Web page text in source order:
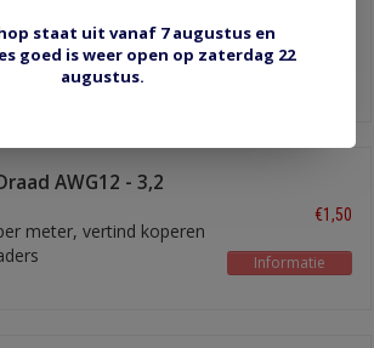
vanaf 5 meter
AWG12 - 3,2
meter, vertind koperen
€1,50
Informatie
staat uit vanaf 7 augustus en
goed is weer open op zaterdag 22
augustus.